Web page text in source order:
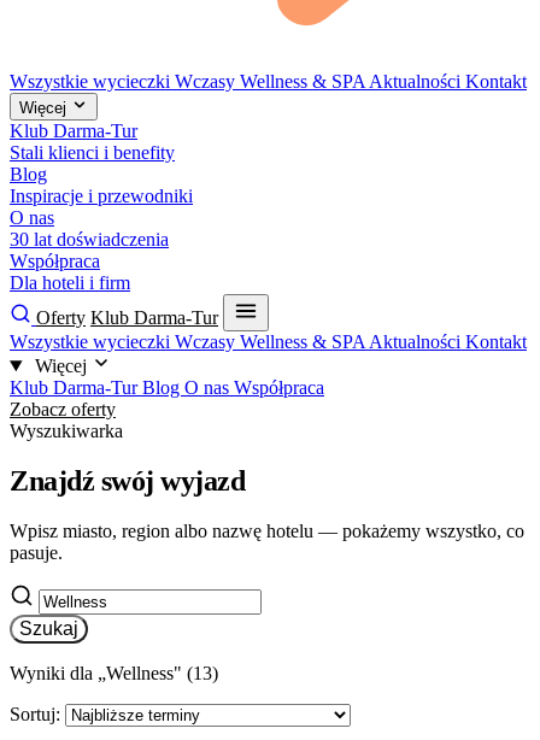
Wszystkie wycieczki Wczasy Wellness & SPA Aktualności Kontakt
Więcej
Klub Darma-Tur
Stali klienci i benefity
Blog
Inspiracje i przewodniki
O nas
30 lat doświadczenia
Współpraca
Dla hoteli i firm
Oferty Klub Darma-Tur
Wszystkie wycieczki Wczasy Wellness & SPA Aktualności Kontakt
Więcej
Klub Darma-TurBlog O nas Współpraca
Zobacz oferty
Wyszukiwarka
Znajdź swój wyjazd
Wpisz miasto, region albo nazwę hotelu — pokażemy wszystko, co
pasuje.
Szukaj
Wyniki dla „Wellness" (13)
Sortuj: